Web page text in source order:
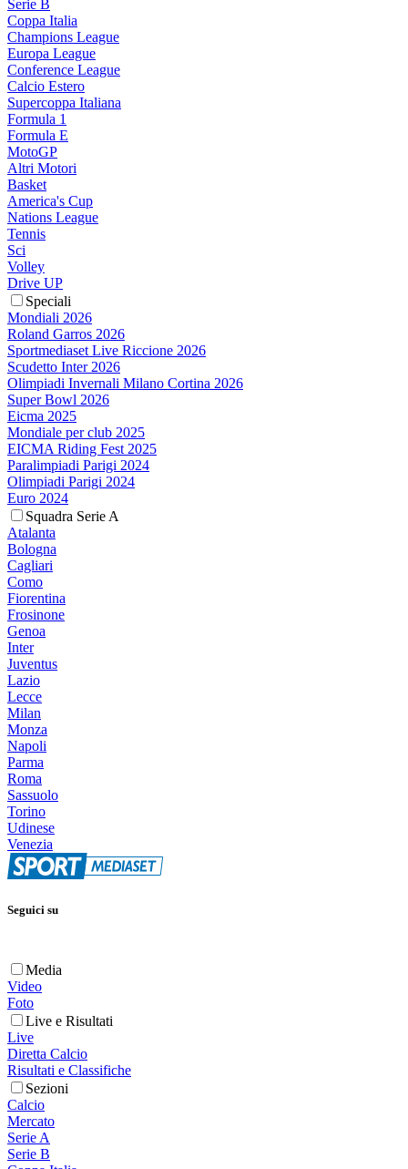
Serie B
Coppa Italia
Champions League
Europa League
Conference League
Calcio Estero
Supercoppa Italiana
Formula 1
Formula E
MotoGP
Altri Motori
Basket
America's Cup
Nations League
Tennis
Sci
Volley
Drive UP
Speciali
Mondiali 2026
Roland Garros 2026
Sportmediaset Live Riccione 2026
Scudetto Inter 2026
Olimpiadi Invernali Milano Cortina 2026
Super Bowl 2026
Eicma 2025
Mondiale per club 2025
EICMA Riding Fest 2025
Paralimpiadi Parigi 2024
Olimpiadi Parigi 2024
Euro 2024
Squadra Serie A
Atalanta
Bologna
Cagliari
Como
Fiorentina
Frosinone
Genoa
Inter
Juventus
Lazio
Lecce
Milan
Monza
Napoli
Parma
Roma
Sassuolo
Torino
Udinese
Venezia
Seguici su
Media
Video
Foto
Live e Risultati
Live
Diretta Calcio
Risultati e Classifiche
Sezioni
Calcio
Mercato
Serie A
Serie B